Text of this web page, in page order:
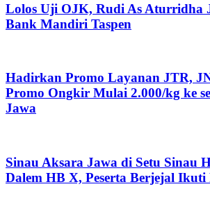
Lolos Uji OJK, Rudi As Aturridha
Bank Mandiri Taspen
Hadirkan Promo Layanan JTR,
Promo Ongkir Mulai 2.000/kg ke
Jawa
Sinau Aksara Jawa di Setu Sinau
Dalem HB X, Peserta Berjejal Ikuti